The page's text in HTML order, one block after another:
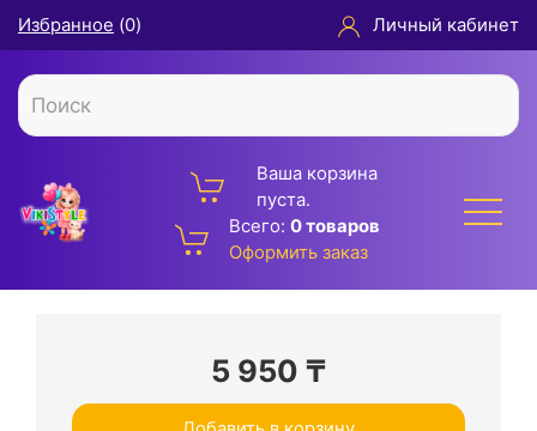
Избранное (0) Личный кабинет
Ваша корзина
пуста.
Всего: 0 товаров
Оформить заказ
5 950 ₸